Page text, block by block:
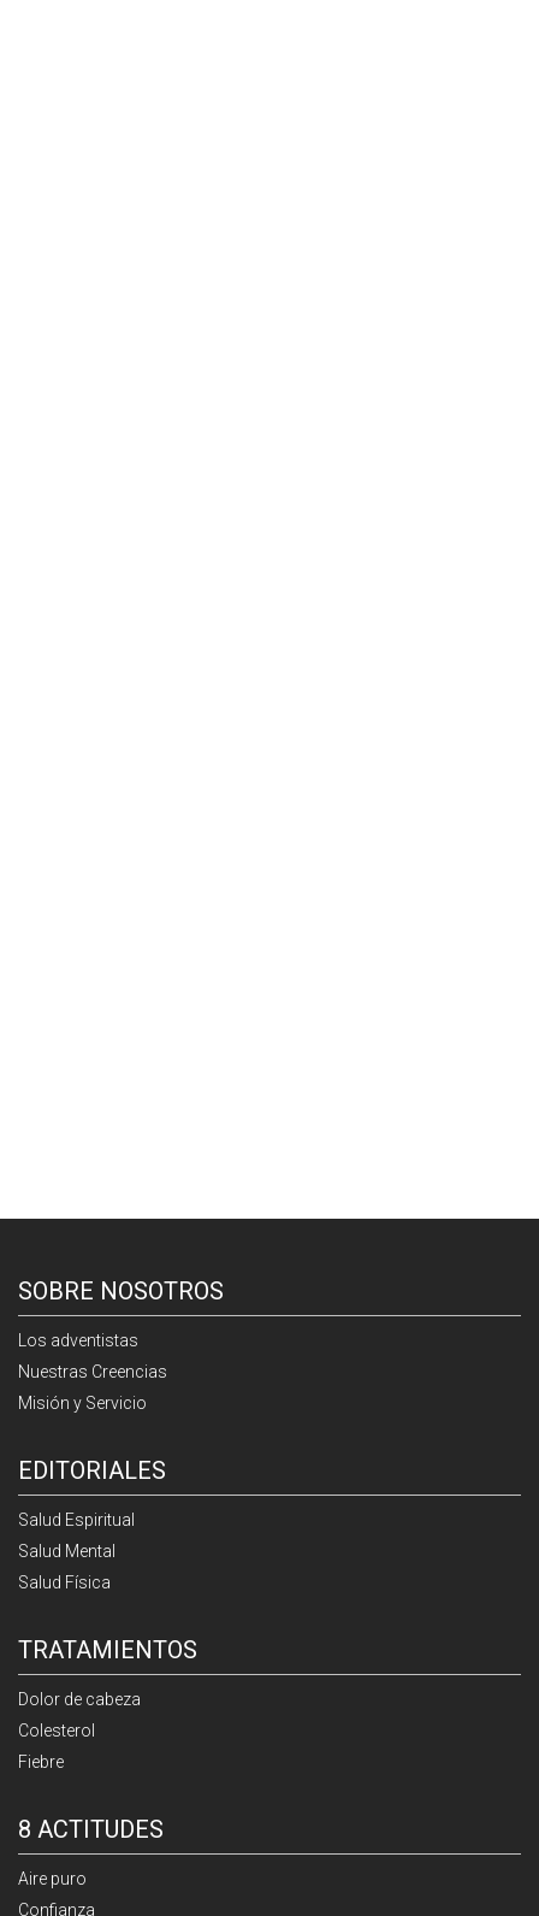
SOBRE NOSOTROS
Los adventistas
Nuestras Creencias
Misión y Servicio
EDITORIALES
Salud Espiritual
Salud Mental
Salud Física
TRATAMIENTOS
Dolor de cabeza
Colesterol
Fiebre
8 ACTITUDES
Aire puro
Confianza